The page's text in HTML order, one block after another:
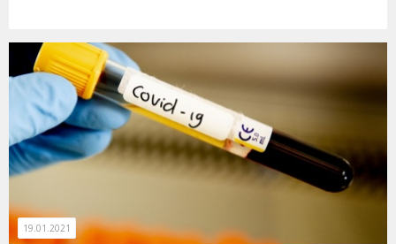
19.01.2021